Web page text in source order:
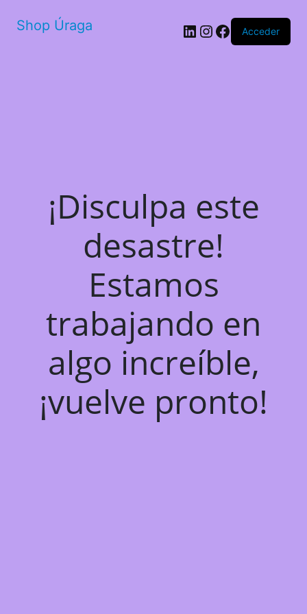
Shop Úraga LinkedIn
Instagram
Facebook
Acceder
¡Disculpa este
desastre!
Estamos
trabajando en
algo increíble,
¡vuelve pronto!